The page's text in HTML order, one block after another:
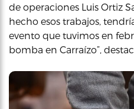
de operaciones Luis Ortiz
hecho esos trabajos,
evento que tuvimos en
bomba en Carraízo”,